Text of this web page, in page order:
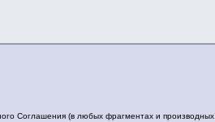
Соглашения (в любых фрагментах и производных